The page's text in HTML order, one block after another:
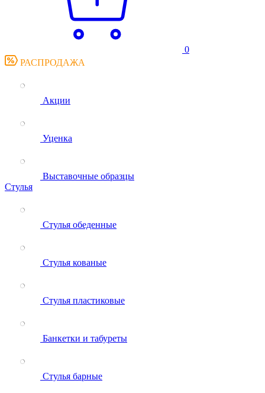
0
РАСПРОДАЖА
Акции
Уценка
Выставочные образцы
Стулья
Стулья обеденные
Стулья кованые
Стулья пластиковые
Банкетки и табуреты
Стулья барные